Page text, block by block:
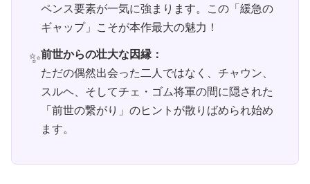
ペンス要素が一気に強まります。この「緩急の
ギャップ」こそが本作最大の魅力！
前世からの壮大な因縁：
ただの偶然出会った二人ではなく、チャウン、
スルヘ、そしてチェ・ゴム将軍の間に隠された
「前世の繋がり」のヒントが散りばめられ始め
ます。